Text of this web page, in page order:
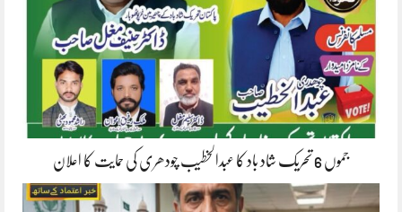
جموں 6 تحریک شاد باد کا عبدالخطیب چودھری کی حمایت کا اعلان